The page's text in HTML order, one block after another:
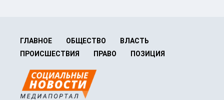
ГЛАВНОЕ ОБЩЕСТВО
ВЛАСТЬ
ПРОИСШЕСТВИЯ
ПРАВО ПОЗИЦИЯ